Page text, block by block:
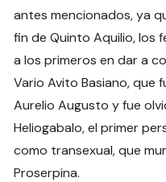
antes mencionados, ya
fin de Quinto Aquilio, los
a los primeros en dar a
Vario Avito Basiano, que
Aurelio Augusto y fue
Heliogabalo, el primer
como transexual, que
Proserpina.